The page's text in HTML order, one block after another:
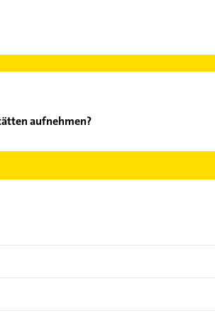
aufnehmen?